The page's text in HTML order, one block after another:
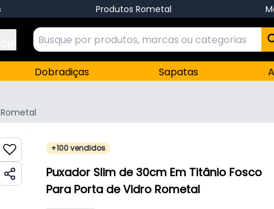
Produtos Rometal
Dobradiças Sapatas
Rometal
+100 vendidos
Puxador Slim de 30cm Em Titânio Fosco
Para Porta de Vidro Rometal